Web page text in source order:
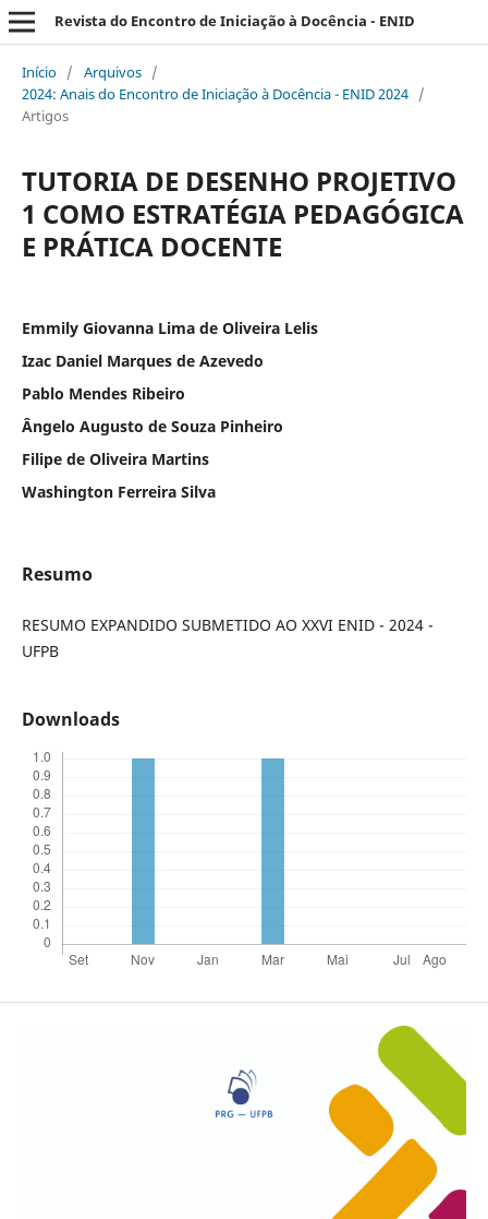
Revista do Encontro de Iniciação à Docência - ENID
Início / Arquivos /
2024: Anais do Encontro de Iniciação à Docência - ENID 2024 /
Artigos
TUTORIA DE DESENHO PROJETIVO
1 COMO ESTRATÉGIA PEDAGÓGICA
E PRÁTICA DOCENTE
Emmily Giovanna Lima de Oliveira Lelis
Izac Daniel Marques de Azevedo
Pablo Mendes Ribeiro
Ângelo Augusto de Souza Pinheiro
Filipe de Oliveira Martins
Washington Ferreira Silva
Resumo
RESUMO EXPANDIDO SUBMETIDO AO XXVI ENID - 2024 -
UFPB
Downloads